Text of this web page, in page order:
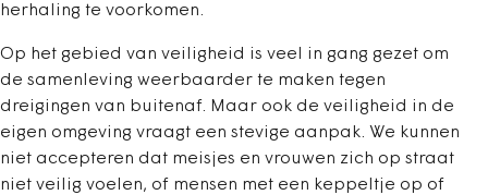
herhaling te voorkomen.
Op het gebied van veiligheid is veel in gang gezet om
de samenleving weerbaarder te maken tegen
dreigingen van buitenaf. Maar ook de veiligheid in de
eigen omgeving vraagt een stevige aanpak. We kunnen
niet accepteren dat meisjes en vrouwen zich op straat
niet veilig voelen, of mensen met een keppeltje op of